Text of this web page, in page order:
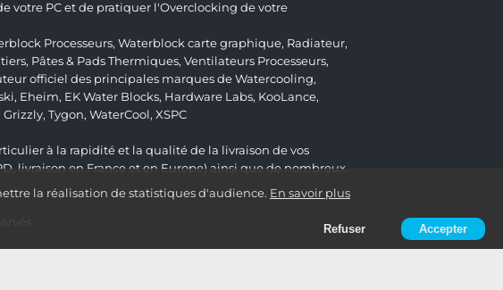
la réalisation de statistiques d'audience. En savoir plus
Refuser Accepter
votre PC et de pratiquer l'Overclocking de votre
Processeurs, Waterblock carte graphique, Radiateur,
, Pâtes & Pads Thermiques, Ventilateurs Processeurs,
officiel des principales marques de Watercooling,
, Eheim, EK Water Blocks, Hardware Labs, KooLance,
Grizzly, Tygon, WaterCool, XSPC
à la rapidité et la qualité de la livraison de vos
livraison en France et en Europe) ainsi que de nombreux